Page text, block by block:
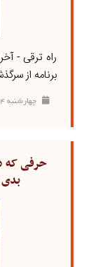
راه ترقی -
برنامه از
چهارشنبه ۱۴ مرداد ۱۴۰۵
حرفی که